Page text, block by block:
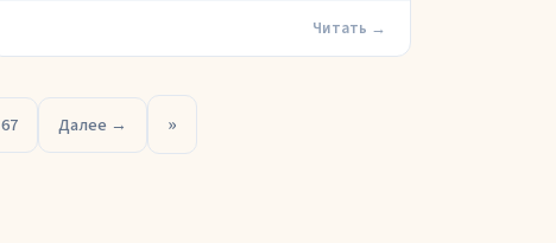
Читать →
67 Далее → »